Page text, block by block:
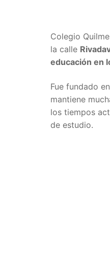
Colegio
la calle
educación en
Fue fundado
mantiene
los tiempos
de estudio.